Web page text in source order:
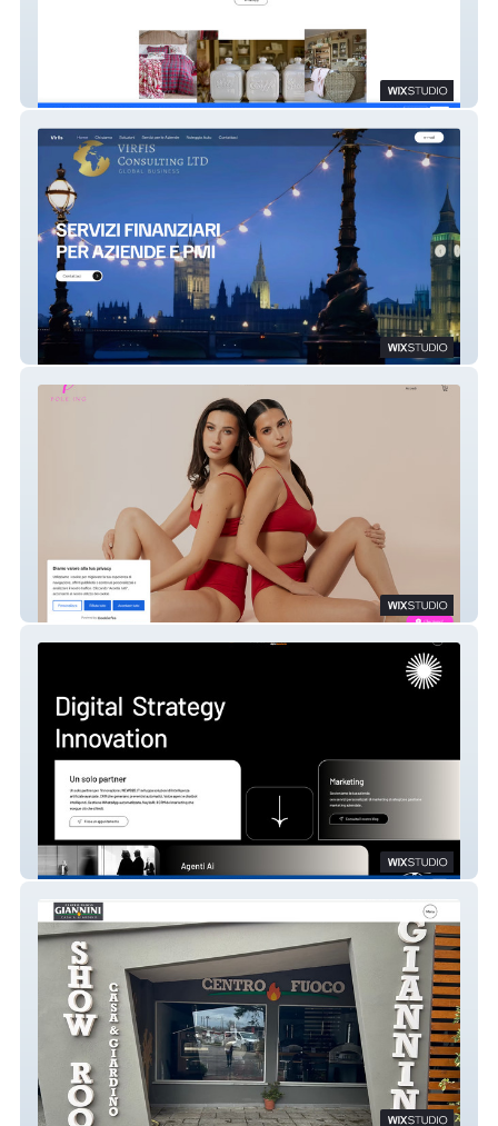
ranocchiaCasa
Virfisconsulting
Pole ing
www.newb2b.it *
CentrofuocoGiannini